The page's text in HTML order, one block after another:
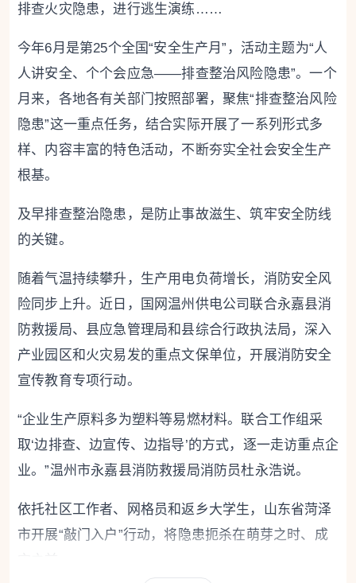
排查火灾隐患，进行逃生演练……
今年6月是第25个全国“安全生产月”，活动主题为“人
人讲安全、个个会应急——排查整治风险隐患”。一个
月来，各地各有关部门按照部署，聚焦“排查整治风险
隐患”这一重点任务，结合实际开展了一系列形式多
样、内容丰富的特色活动，不断夯实全社会安全生产
根基。
及早排查整治隐患，是防止事故滋生、筑牢安全防线
的关键。
随着气温持续攀升，生产用电负荷增长，消防安全风
险同步上升。近日，国网温州供电公司联合永嘉县消
防救援局、县应急管理局和县综合行政执法局，深入
产业园区和火灾易发的重点文保单位，开展消防安全
宣传教育专项行动。
“企业生产原料多为塑料等易燃材料。联合工作组采
取‘边排查、边宣传、边指导’的方式，逐一走访重点企
业。”温州市永嘉县消防救援局消防员杜永浩说。
依托社区工作者、网格员和返乡大学生，山东省菏泽
市开展“敲门入户”行动，将隐患扼杀在萌芽之时、成